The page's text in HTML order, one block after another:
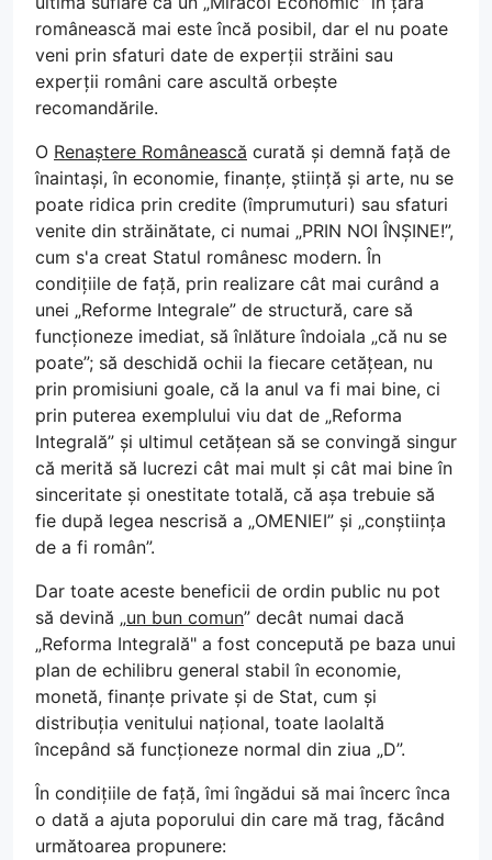
românească mai este încă posibil, dar el nu poate
veni prin sfaturi date de experții străini sau
experții români care ascultă orbește
recomandările.
O Renaștere Românească curată și demnă față de
înaintași, în economie, finanțe, știință și arte, nu se
poate ridica prin credite (împrumuturi) sau sfaturi
venite din străinătate, ci numai „PRIN NOI ÎNȘINE!”,
cum s'a creat Statul românesc modern. În
condițiile de față, prin realizare cât mai curând a
unei „Reforme Integrale” de structură, care să
funcționeze imediat, să înlăture îndoiala „că nu se
poate”; să deschidă ochii la fiecare cetățean, nu
prin promisiuni goale, că la anul va fi mai bine, ci
prin puterea exemplului viu dat de „Reforma
Integrală” și ultimul cetățean să se convingă singur
că merită să lucrezi cât mai mult și cât mai bine în
sinceritate și onestitate totală, că așa trebuie să
fie după legea nescrisă a „OMENIEI” și „conștiința
de a fi român”.
Dar toate aceste beneficii de ordin public nu pot
să devină „un bun comun” decât numai dacă
„Reforma Integrală" a fost concepută pe baza unui
plan de echilibru general stabil în economie,
monetă, finanțe private și de Stat, cum și
distribuția venitului național, toate laolaltă
începând să funcționeze normal din ziua „D”.
În condițiile de față, îmi îngădui să mai încerc înca
o dată a ajuta poporului din care mă trag, făcând
următoarea propunere: